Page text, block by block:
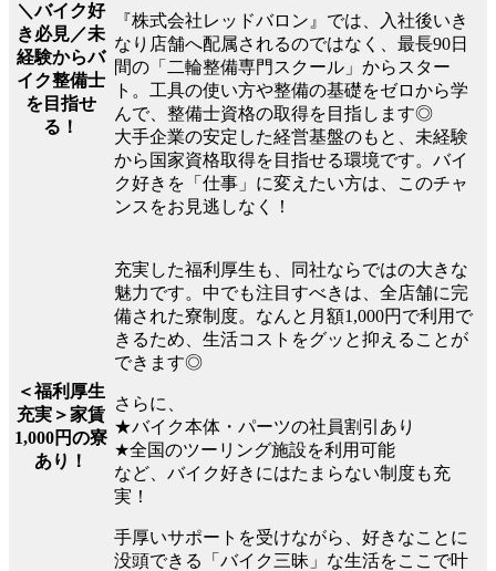
＼バイク好
き必見／未
経験からバ
イク整備士
を目指せ
る！
『株式会社レッドバロン』では、入社後いき
なり店舗へ配属されるのではなく、最長90日
間の「二輪整備専門スクール」からスター
ト。工具の使い方や整備の基礎をゼロから学
んで、整備士資格の取得を目指します◎
大手企業の安定した経営基盤のもと、未経験
から国家資格取得を目指せる環境です。バイ
ク好きを「仕事」に変えたい方は、このチャ
ンスをお見逃しなく！
＜福利厚生
充実＞家賃
1,000円の寮
あり！
充実した福利厚生も、同社ならではの大きな
魅力です。中でも注目すべきは、全店舗に完
備された寮制度。なんと月額1,000円で利用で
きるため、生活コストをグッと抑えることが
できます◎
さらに、
★バイク本体・パーツの社員割引あり
★全国のツーリング施設を利用可能
など、バイク好きにはたまらない制度も充
実！
手厚いサポートを受けながら、好きなことに
没頭できる「バイク三昧」な生活をここで叶